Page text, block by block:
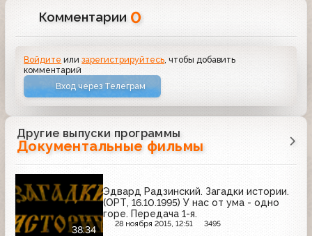
Комментарии 0
Войдите илизарегистрируйтесь , чтобы добавить
комментарий
Вход через Телеграм
Другие выпуски программы
Документальные фильмы
38:34
Эдвард Радзинский. Загадки истории.
(ОРТ, 16.10.1995) У нас от ума - одно
горе. Передача 1-я.
28 ноября 2015, 12:51 3495